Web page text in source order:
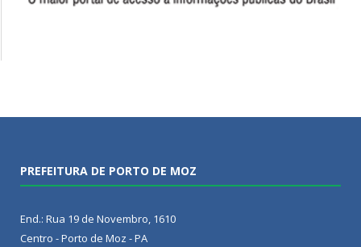
PREFEITURA DE PORTO DE MOZ
End.: Rua 19 de Novembro, 1610
Centro - Porto de Moz - PA